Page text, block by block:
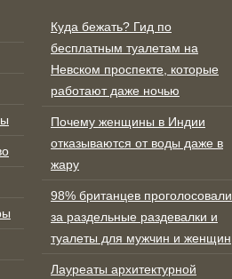
Куда бежать? Гид по
бесплатным туалетам на
Невском проспекте, которые
работают даже ночью
Почему женщины в Индии
отказываются от воды даже в
жару
98% британцев проголосовали
за раздельные раздевалки и
туалеты для мужчин и женщин
Лауреаты архитектурной